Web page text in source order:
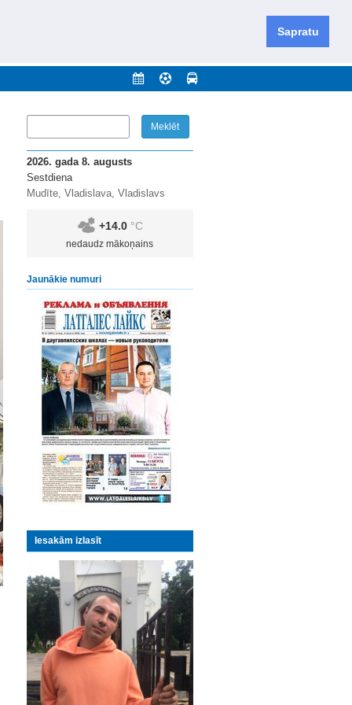
Sapratu
novadu un apkārtējos novadus un pilsētas.
2026. gada 8. augusts
Sestdiena
Mudīte, Vladislava, Vladislavs
+14.0 °C
nedaudz mākoņains
Jaunākie numuri
Iesakām izlasīt